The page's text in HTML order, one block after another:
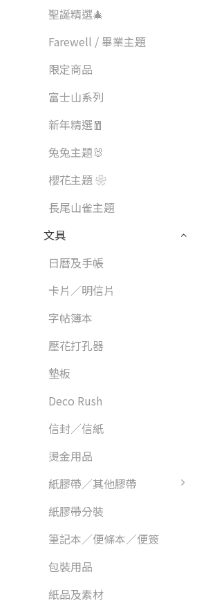
聖誕精選🎄
Farewell / 畢業主題
限定商品
富士山系列
新年精選🧧
兔兔主題🐰
櫻花主題 ❀
長尾山雀主題
文具
日曆及手帳
卡片／明信片
字帖簿本
壓花打孔器
墊板
Deco Rush
信封／信紙
燙金用品
紙膠帶／其他膠帶
紙膠帶分裝
筆記本／便條本／便簽
包裝用品
紙品及素材